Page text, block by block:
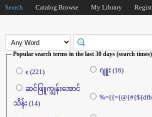
Search Catalog Browse My Library
Popular search terms in the last 30 days (search times)
e (221) ဂျူး (16)
ဆင်ဖြူကျွန်းအောင်
သိန်း (14)